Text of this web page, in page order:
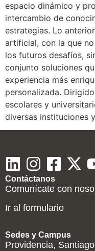
espacio dinámico y
intercambio de
estrategias. Lo
artificial, con la que
los futuros desafíos,
conjunto soluciones
experiencia más
personalizada.
escolares y
diversas instituciones
Contáctanos
Comunícate con
Ir al formulario
Sedes y Campus
Providencia, Santiago